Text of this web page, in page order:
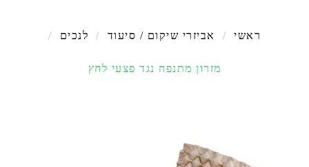
ראשי / אביזרי שיקום / סיעוד / לנכים /
מזרון מתנפח נגד פצעי לחץ